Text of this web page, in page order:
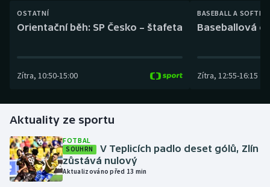
Curling
Golf
Gymnastika
Házená
OSTATNÍ
Orientační běh: SP Česko – štafeta
Zítra, 10:50-15:00
BASEBALL A
Baseballová
Zítra, 12:55-16:15
Aktuality ze sportu
FOTBAL
SOUHRN
V Teplicích padlo deset gólů, Zlín
zůstává nulový
Aktualizováno před 13 min